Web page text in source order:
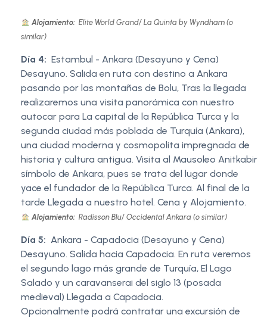
Alojamiento: Elite World Grand/ La Quinta by Wyndham (o
similar)
Día 4: Estambul - Ankara (Desayuno y Cena)
Desayuno. Salida en ruta con destino a Ankara
pasando por las montañas de Bolu, Tras la llegada
realizaremos una visita panorámica con nuestro
autocar para La capital de la República Turca y la
segunda ciudad más poblada de Turquía (Ankara),
una ciudad moderna y cosmopolita impregnada de
historia y cultura antigua. Visita al Mausoleo Anitkabir
símbolo de Ankara, pues se trata del lugar donde
yace el fundador de la República Turca. Al final de la
tarde Llegada a nuestro hotel. Cena y Alojamiento.
Alojamiento: Radisson Blu/ Occidental Ankara (o similar)
Día 5: Ankara - Capadocia (Desayuno y Cena)
Desayuno. Salida hacia Capadocia. En ruta veremos
el segundo lago más grande de Turquía, El Lago
Salado y un caravanserai del siglo 13 (posada
medieval) Llegada a Capadocia.
Opcionalmente podrá contratar una excursión de